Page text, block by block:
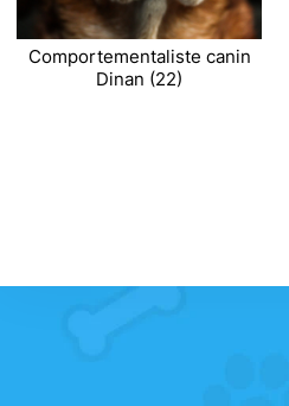
Comportementaliste canin
Dinan (22)